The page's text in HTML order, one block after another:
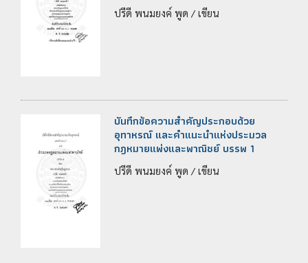
ปรีดี พนมยงค์ พูด / เขียน
บันทึกข้อความสำคัญประกอบด้วย
อุทาหรณ์ และคำแนะนำแห่งประมวล
กฎหมายแพ่งและพาณิชย์ บรรพ 1
ปรีดี พนมยงค์ พูด / เขียน